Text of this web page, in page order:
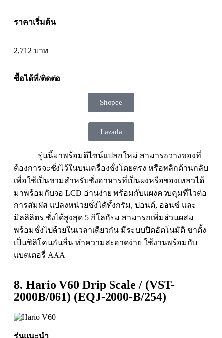
ราคาเริ่มต้น
2,712 บาท
ซื้อได้ที่/ติดต่อ
Shopee
Lazada
รุ่นนี้มาพร้อมดีไซน์แปลกใหม่ สามารถวางของที่
ต้องการจะชั่งไว้ในบนเครื่องชั่งโดยตรง หรือพลิกด้านกลับ
เพื่อใช้เป็นชามสำหรับชั่งอาหารที่เป็นผงหรือของเหลวได้
มาพร้อมกับจอ LCD อ่านง่าย พร้อมกับแผงควบคุมที่ไวต่อ
การสัมผัส แปลงหน่วยชั่งได้ทั้งกรัม, ปอนด์, ออนซ์ และ
มิลลิลิตร ชั่งได้สูงสุด 5 กิโลกัรม สามารถเพิ่มส่วนผสม
พร้อมชั่งไปด้วยในเวลาเดียวกัน มีระบบปิดอัตโนมัติ ขาตั้ง
เป็นซิลิโคนกันลื่น ทำความสะอาดง่าย ใช้งานพร้อมกับ
แบตเตอรี่ AAA
8. Hario V60 Drip Scale / (VST-
2000B/061) (EQJ-2000-B/254)
รุ่นแนะนำ